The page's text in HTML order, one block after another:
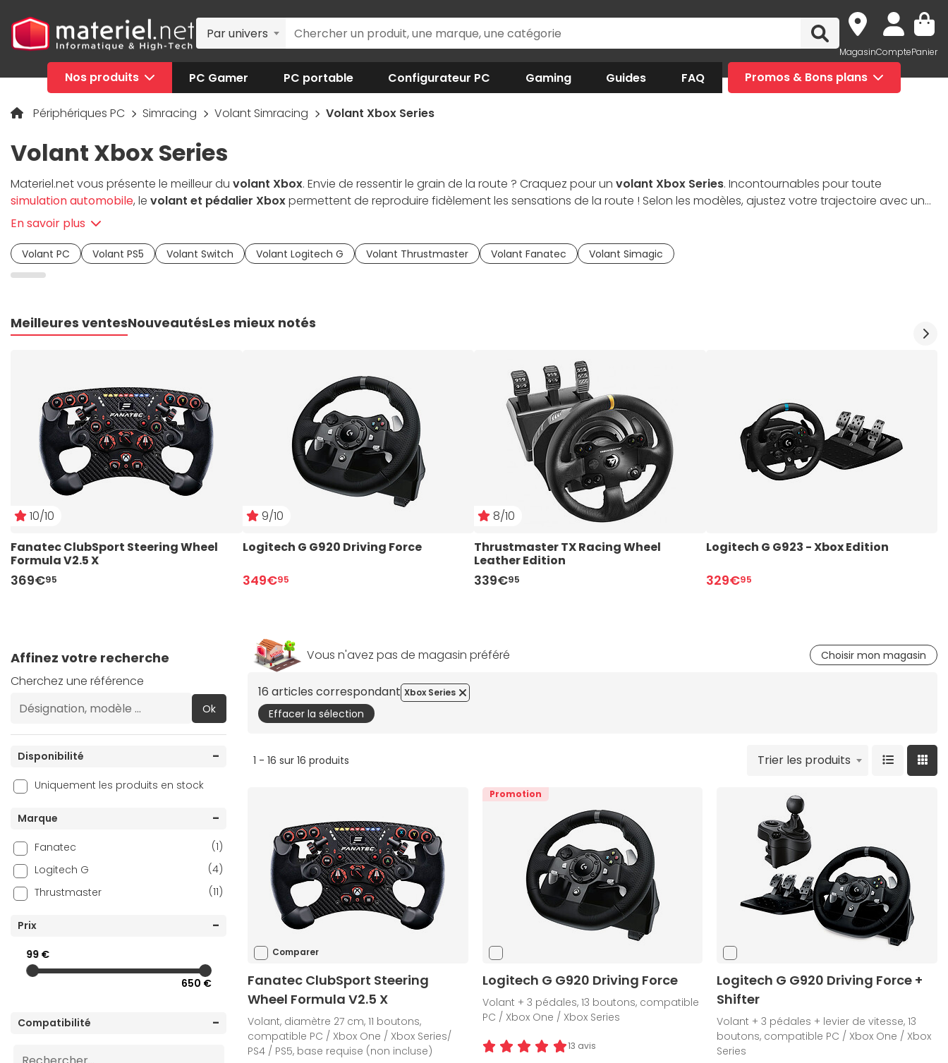
Par univers
MagasinComptePanier
Nos produits PC Gamer PC portable Configurateur PC Gaming Guides FAQ Promos & Bons plans
Périphériques PC Simracing Volant Simracing Volant Xbox Series
Volant Xbox Series
Materiel.net vous présente le meilleur du volant Xbox. Envie de ressentir le grain de la route ? Craquez pour un volant Xbox Series. Incontournables pour toute
simulation automobile, le volant et pédalier Xboxpermettent de reproduire fidèlement les sensations de la route ! Selon les modèles, ajustez votre trajectoire avec une
haute précision dans les virages avec l'option retour de force et passez à la vitesse supérieure avec le levier de vitesses. Choisissez votre équipement en fonction de
vos envies et votre type de simulation automobile (Rallye / F1).
En savoir plus
Volant PC Volant PS5 Volant Switch Volant Logitech G Volant Thrustmaster Volant Fanatec Volant Simagic
Meilleures ventesNouveautésLes mieux notés
10/10
Fanatec ClubSport Steering Wheel
Formula V2.5 X
369€95
9/10
Logitech G G920 Driving Force
349€95
8/10
Thrustmaster TX Racing Wheel
Leather Edition
339€95
Logitech G G923 - Xbox Edition
329€95
Affinez votre recherche
Cherchez une référence
Ok
Disponibilité
Uniquement les produits en stock
Marque
Fanatec
(1)
Logitech G
(4)
Thrustmaster
(11)
Prix
99 €
650 €
Compatibilité
Vous n'avez pas de magasin préféré Choisir mon magasin
16 articles correspondant
Effacer la sélection
Xbox Series
1 - 16 sur 16 produits Trier les produits
Comparer
Fanatec ClubSport Steering
Wheel Formula V2.5 X
Volant, diamètre 27 cm, 11 boutons,
compatible PC / Xbox One / Xbox Series/
PS4 / PS5, base requise (non incluse)
Promotion
Logitech G G920 Driving Force
Volant + 3 pédales, 13 boutons, compatible
PC / Xbox One / Xbox Series
13 avis
Logitech G G920 Driving Force +
Shifter
Volant + 3 pédales + levier de vitesse, 13
boutons, compatible PC / Xbox One / Xbox
Series